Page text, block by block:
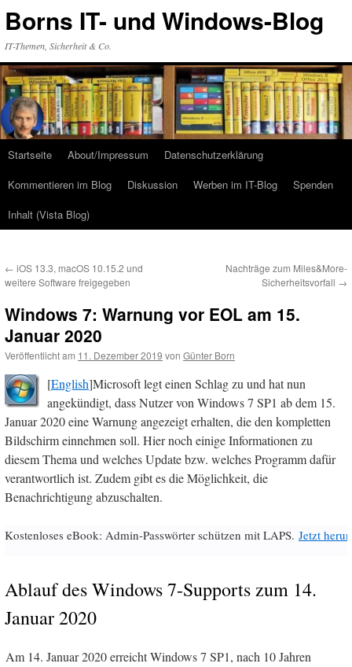
Inhalt
Borns IT- und Windows-Blog
IT-Themen, Sicherheit & Co.
Startseite About/Impressum
Datenschutzerklärung
Kommentieren im Blog
Diskussion Werben im IT-Blog
Spenden
Inhalt (Vista Blog)
← iOS 13.3, macOS 10.15.2 und
weitere Software freigegeben
Nachträge zum Miles&More-
Sicherheitsvorfall →
Windows 7: Warnung vor EOL am 15.
Januar 2020
Veröffentlicht am 11. Dezember 2019 von Günter Born
[English]Microsoft legt einen Schlag zu und hat nun
angekündigt, dass Nutzer von Windows 7 SP1 ab dem 15.
Januar 2020 eine Warnung angezeigt erhalten, die den kompletten
Bildschirm einnehmen soll. Hier noch einige Informationen zu
diesem Thema und welches Update bzw. welches Programm dafür
verantwortlich ist. Zudem gibt es die Möglichkeit, die
Benachrichtigung abzuschalten.
Kostenloses eBook: Admin-Passwörter schützen mit LAPS. Jetzt
Ablauf des Windows 7-Supports zum 14.
Januar 2020
Am 14. Januar 2020 erreicht Windows 7 SP1, nach 10 Jahren